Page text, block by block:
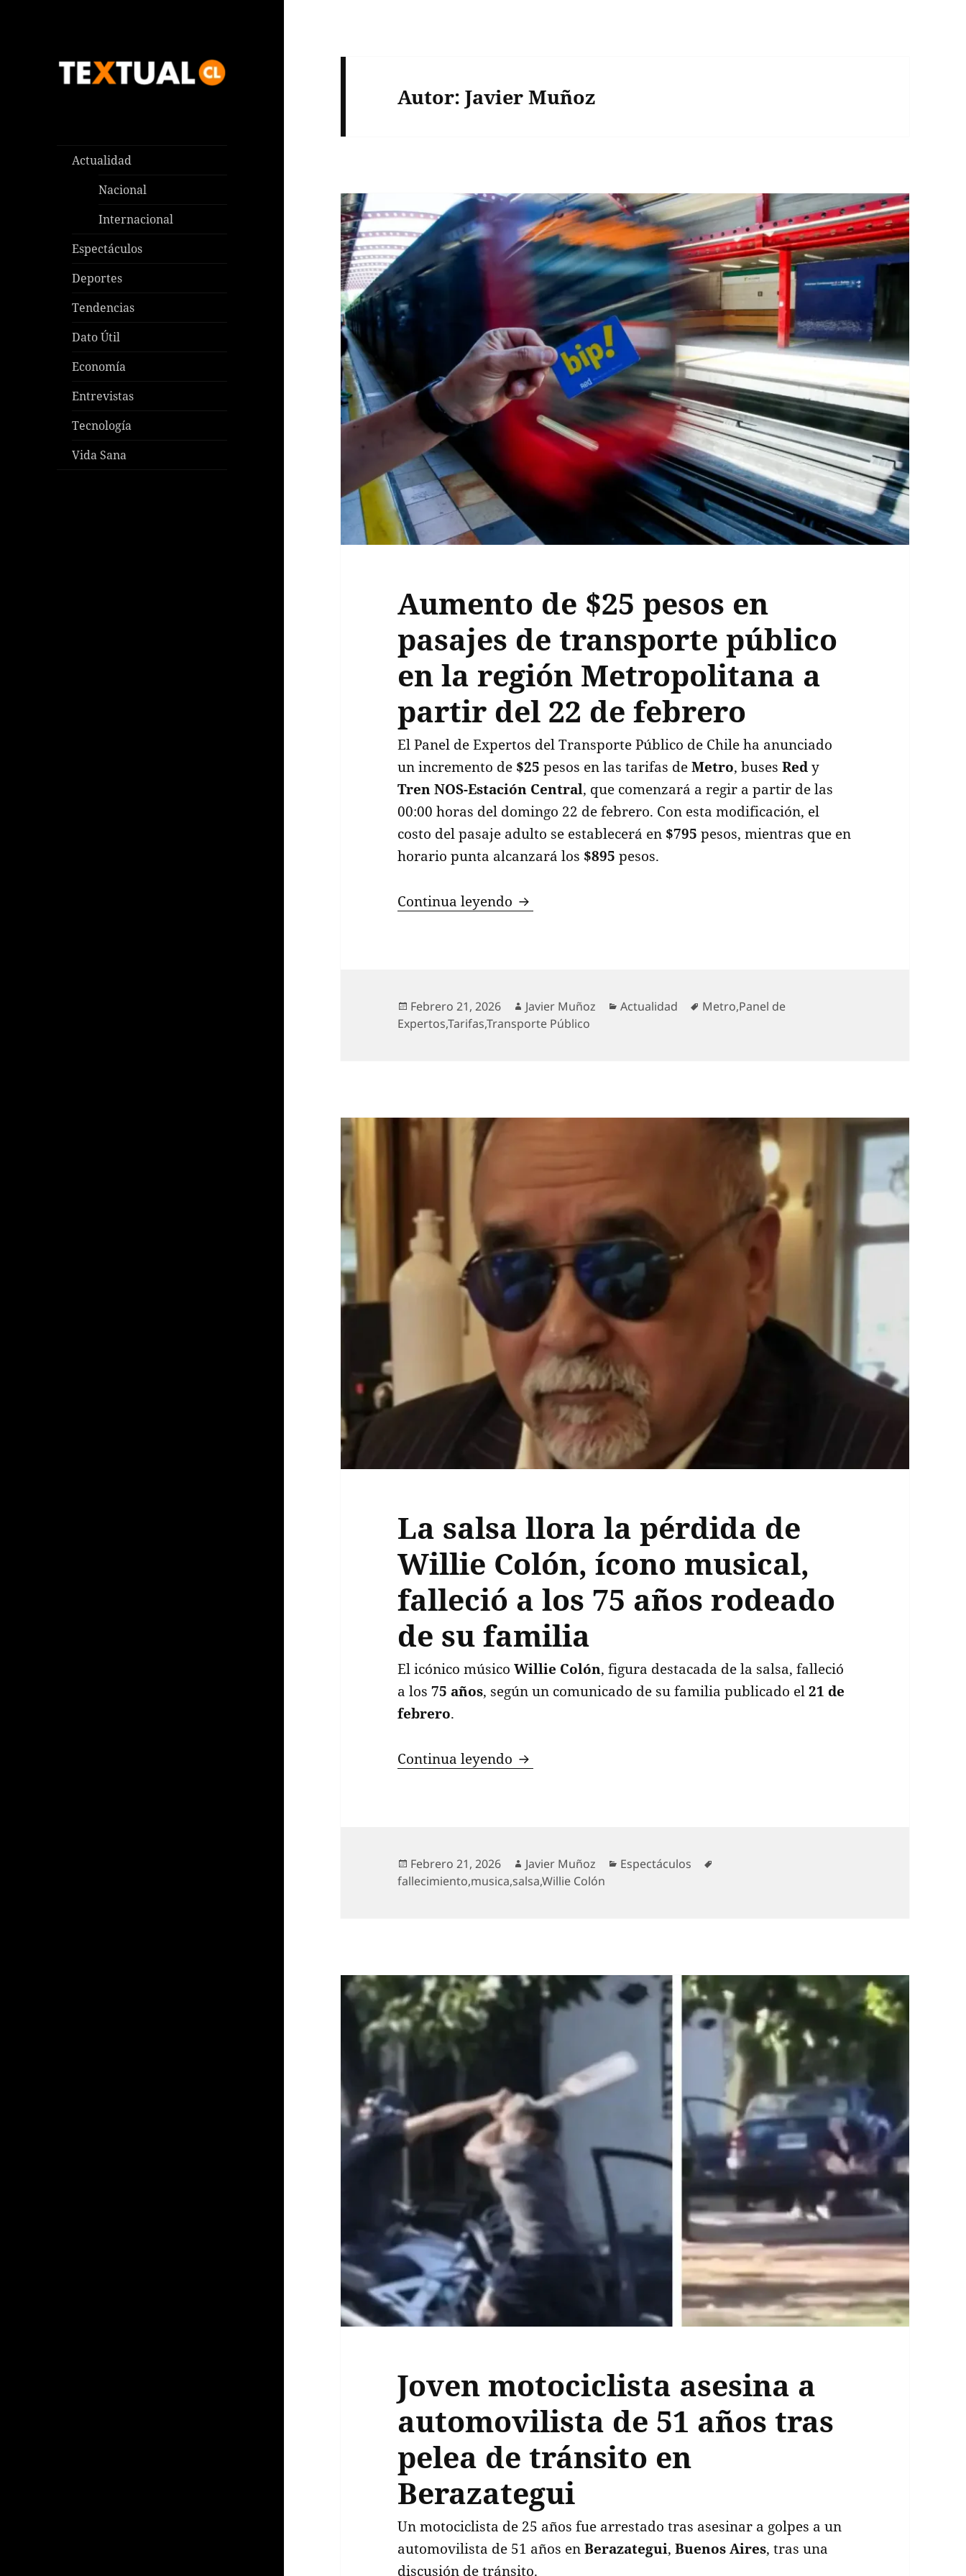
Actualidad
Nacional
Internacional
Espectáculos
Deportes
Tendencias
Dato Útil
Economía
Entrevistas
Tecnología
Vida Sana
Autor:Javier Muñoz
Aumento de $25 pesos en
pasajes de transporte público
en la región Metropolitana a
partir del 22 de febrero
El Panel de Expertos del Transporte Público de Chile ha anunciado
un incremento de $25 pesos en las tarifas deMetro, busesRedy
Tren NOS-Estación Central, que comenzará a regir a partir de las
00:00 horas del domingo 22 de febrero. Con esta modificación, el
costo del pasaje adulto se establecerá en $795 pesos, mientras que en
horario punta alcanzará los $895 pesos.
Continua leyendo Aumento de $25 pesos en pasajes de transporte público en la
Publicado
el
Febrero 21, 2026 Autor
Javier Muñoz Categorías
Actualidad Etiquetas
Metro,Panel de
Expertos,Tarifas,Transporte Público
La salsa llora la pérdida de
Willie Colón, ícono musical,
falleció a los 75 años rodeado
de su familia
El icónico músicoWillie Colón, figura destacada de la salsa, falleció
a los75 años, según un comunicado de su familia publicado el21 de
febrero.
Continua leyendo La salsa llora la pérdida de Willie Colón, ícono musical, falleció a
Publicado
el
Febrero 21, 2026 Autor
Javier Muñoz Categorías
Espectáculos
fallecimiento,musica,salsa,Willie Colón
Joven motociclista asesina a
automovilista de 51 años tras
pelea de tránsito en
Berazategui
Un motociclista de 25 años fue arrestado tras asesinar a golpes a un
automovilista de 51 años enBerazategui,Buenos Aires, tras una
discusión de tránsito.